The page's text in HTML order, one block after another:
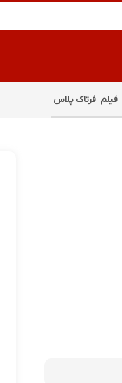
فیلم فرتاک پلاس